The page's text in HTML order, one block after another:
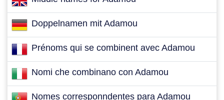
Doppelnamen mit Adamou
Prénoms qui se combinent avec Adamou
Nomi che combinano con Adamou
Nomes corresponndentes para Adamou